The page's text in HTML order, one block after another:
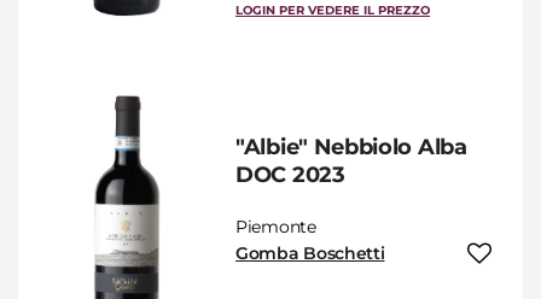
LOGIN PER VEDERE IL PREZZO
"Albie" Nebbiolo Alba
DOC 2023
Piemonte
Gomba Boschetti